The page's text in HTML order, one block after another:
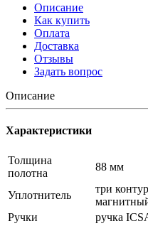
Описание
Как купить
Оплата
Доставка
Отзывы
Задать вопрос
Описание
Характеристики
Толщина
полотна
88 мм
Уплотнитель
три
Ручки
ручка